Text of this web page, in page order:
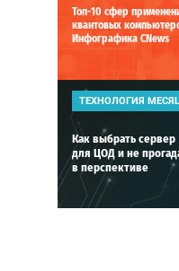
Топ-10 сфер
квантовых
Инфографика CNews
ТЕХНОЛОГИЯ
Как выбрать сервер
для ЦОД и не
в перспективе